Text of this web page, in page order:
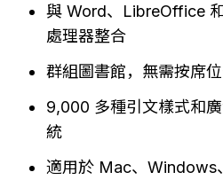
與 Word、LibreOffice
處理器整合
群組圖書館，無需按席
9,000 多種引文樣式和
統
適用於 Mac、Windows